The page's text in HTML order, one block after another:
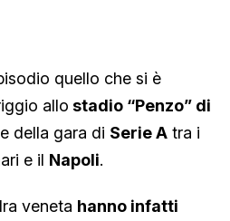
quello che si è
allo stadio “Penzo” di
della gara di Serie A tra i
e il Napoli.
veneta hanno infatti